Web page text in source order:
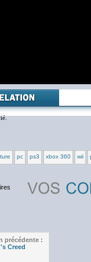
pc ps3 xbox 360 wii
précédente :
Creed